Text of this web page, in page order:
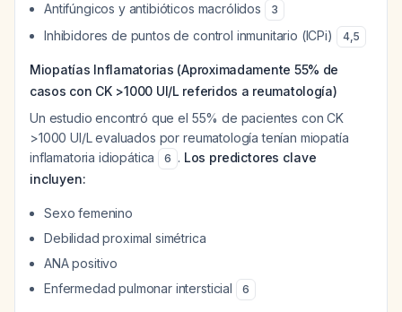
Antifúngicos y antibióticos macrólidos
3
Inhibidores de puntos de control inmunitario (ICPi) 4,5
Miopatías Inflamatorias (Aproximadamente 55% de
casos con CK >1000 UI/L referidos a reumatología)
Un estudio encontró que el 55% de pacientes con CK
>1000 UI/L evaluados por reumatología tenían miopatía
inflamatoria idiopática
6 . Los predictores clave
incluyen:
Sexo femenino
Debilidad proximal simétrica
ANA positivo
Enfermedad pulmonar intersticial
6